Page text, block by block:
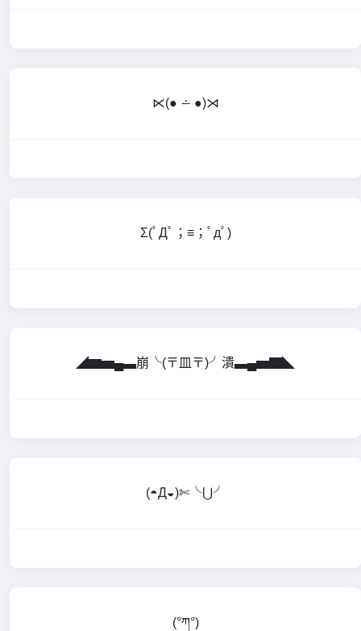
⋉(● ∸ ●)⋊
Σ(ﾟДﾟ；≡；ﾟдﾟ)
◢▆▅▄▃崩╰(〒皿〒)╯潰▃▄▅▇◣
(◓Д◒)✄╰⋃╯
(°ཀ°)